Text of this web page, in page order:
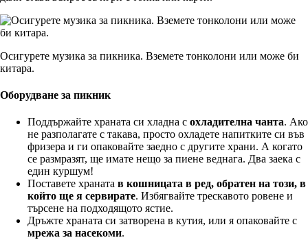
Осигурете музика за пикника. Вземете тонколони или може би
китара.
Оборудване за пикник
Поддържайте храната си хладна с охладителна чанта. Ако
не разполагате с такава, просто охладете напитките си във
фризера и ги опаковайте заедно с другите храни. А когато
се размразят, ще имате нещо за пиене веднага. Два заека с
един куршум!
Поставете храната в кошницата в ред, обратен на този, в
който ще я сервирате. Избягвайте трескавото ровене и
търсене на подходящото ястие.
Дръжте храната си затворена в кутия, или я опаковайте с
мрежа за насекоми.